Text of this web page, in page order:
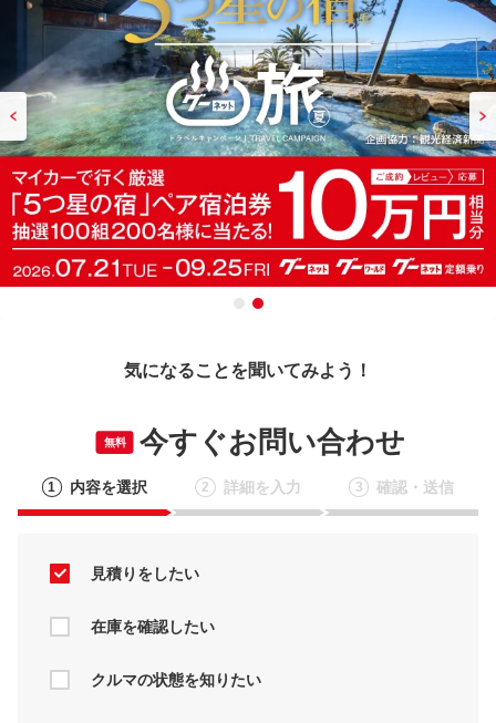
気になることを聞いてみよう！
無料 今すぐお問い合わせ
1 内容を選択 2 詳細を入力 3 確認・送信
見積りをしたい
在庫を確認したい
クルマの状態を知りたい